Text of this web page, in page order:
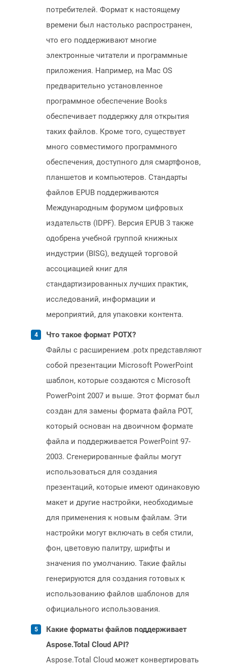
потребителей. Формат к настоящему
времени был настолько распространен,
что его поддерживают многие
электронные читатели и программные
приложения. Например, на Mac OS
предварительно установленное
программное обеспечение Books
обеспечивает поддержку для открытия
таких файлов. Кроме того, существует
много совместимого программного
обеспечения, доступного для смартфонов,
планшетов и компьютеров. Стандарты
файлов EPUB поддерживаются
Международным форумом цифровых
издательств (IDPF). Версия EPUB 3 также
одобрена учебной группой книжных
индустрии (BISG), ведущей торговой
ассоциацией книг для
стандартизированных лучших практик,
исследований, информации и
мероприятий, для упаковки контента.
Что такое формат POTX?
Файлы с расширением .potx представляют
собой презентации Microsoft PowerPoint
шаблон, которые создаются с Microsoft
PowerPoint 2007 и выше. Этот формат был
создан для замены формата файла POT,
который основан на двоичном формате
файла и поддерживается PowerPoint 97-
2003. Сгенерированные файлы могут
использоваться для создания
презентаций, которые имеют одинаковую
макет и другие настройки, необходимые
для применения к новым файлам. Эти
настройки могут включать в себя стили,
фон, цветовую палитру, шрифты и
значения по умолчанию. Такие файлы
генерируются для создания готовых к
использованию файлов шаблонов для
официального использования.
Какие форматы файлов поддерживает
Aspose.Total Cloud API?
Aspose.Total Cloud может конвертировать